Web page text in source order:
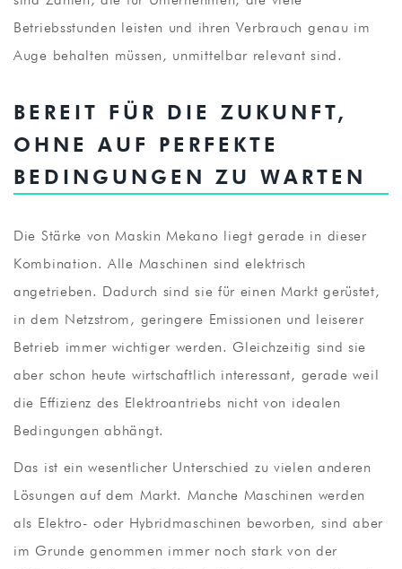
Betriebsstunden leisten und ihren Verbrauch genau im
Auge behalten müssen, unmittelbar relevant sind.
BEREIT FÜR DIE ZUKUNFT,
OHNE AUF PERFEKTE
BEDINGUNGEN ZU WARTEN
Die Stärke von Maskin Mekano liegt gerade in dieser
Kombination. Alle Maschinen sind elektrisch
angetrieben. Dadurch sind sie für einen Markt gerüstet,
in dem Netzstrom, geringere Emissionen und leiserer
Betrieb immer wichtiger werden. Gleichzeitig sind sie
aber schon heute wirtschaftlich interessant, gerade weil
die Effizienz des Elektroantriebs nicht von idealen
Bedingungen abhängt.
Das ist ein wesentlicher Unterschied zu vielen anderen
Lösungen auf dem Markt. Manche Maschinen werden
als Elektro- oder Hybridmaschinen beworben, sind aber
im Grunde genommen immer noch stark von der